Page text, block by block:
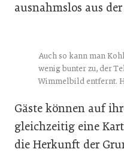
ausnahmslos aus
Auch so kann man
wenig bunter zu, der
Wimmelbild entfernt.
Gäste können auf
gleichzeitig eine
die Herkunft der